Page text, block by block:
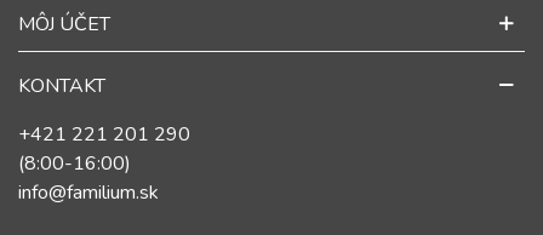
MÔJ ÚČET
KONTAKT
+421 221 201 290
(8:00-16:00)
info@familium.sk